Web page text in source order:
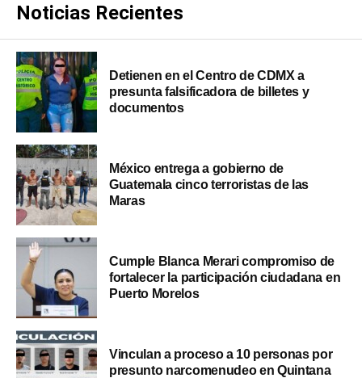
Noticias Recientes
Detienen en el Centro de CDMX a
presunta falsificadora de billetes y
documentos
México entrega a gobierno de
Guatemala cinco terroristas de las
Maras
Cumple Blanca Merari compromiso de
fortalecer la participación ciudadana en
Puerto Morelos
Vinculan a proceso a 10 personas por
presunto narcomenudeo en Quintana